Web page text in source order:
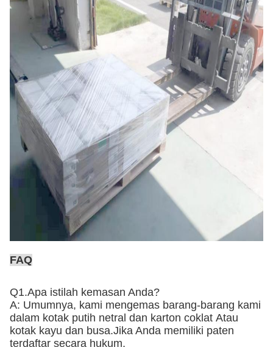
FAQ
Q1.Apa istilah kemasan Anda?
A: Umumnya, kami mengemas barang-barang kami
dalam kotak putih netral dan karton coklat Atau
kotak kayu dan busa.Jika Anda memiliki paten
terdaftar secara hukum,